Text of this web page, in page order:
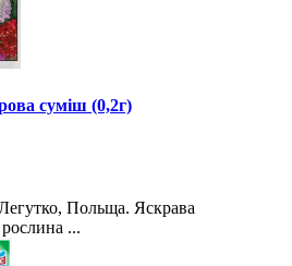
суміш (0,2г)
Польща. Яскрава
...